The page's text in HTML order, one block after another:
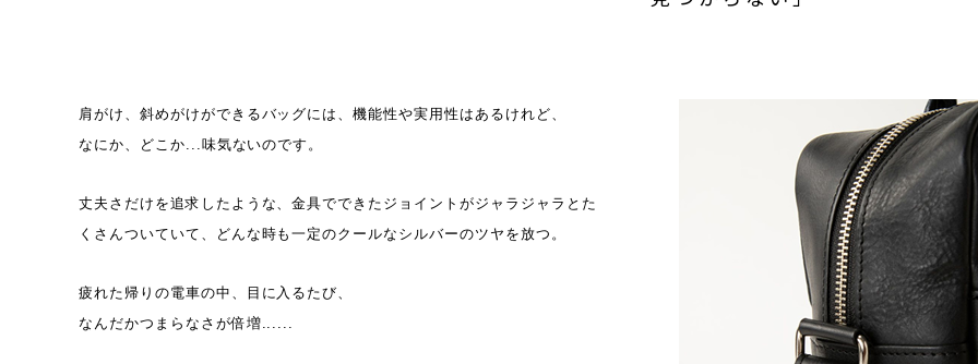
肩がけ、斜めがけができるバッグには、機能性や実用性はあるけれど、
なにか、どこか...味気ないのです。
丈夫さだけを追求したような、金具でできたジョイントがジャラジャラとた
くさんついていて、どんな時も一定のクールなシルバーのツヤを放つ。
疲れた帰りの電車の中、目に入るたび、
なんだかつまらなさが倍増......